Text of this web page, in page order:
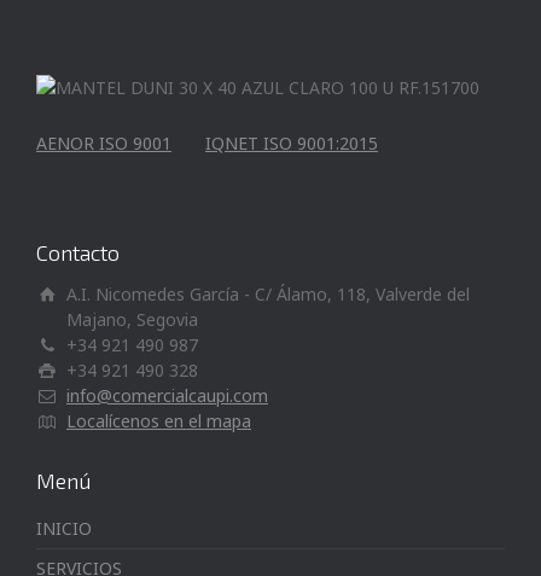
AENOR ISO 9001 IQNET ISO 9001:2015
Contacto
A.I. Nicomedes García - C/ Álamo, 118, Valverde del
Majano, Segovia
+34 921 490 987
+34 921 490 328
info@comercialcaupi.com
Localícenos en el mapa
Menú
INICIO
SERVICIOS